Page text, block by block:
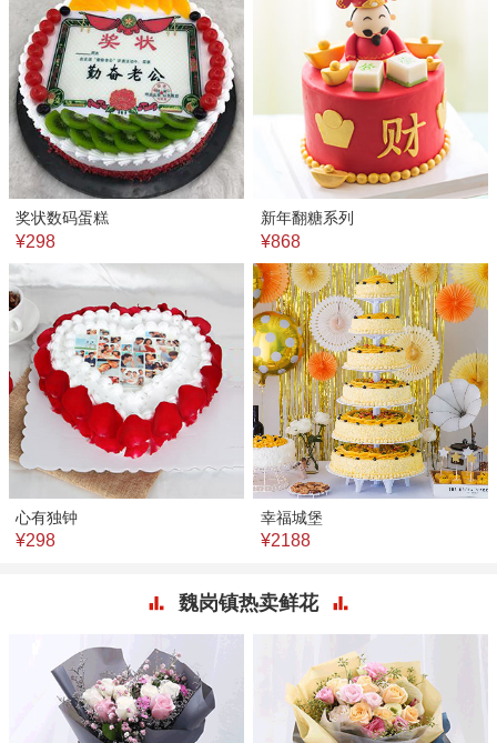
奖状数码蛋糕
¥298
新年翻糖系列
¥868
心有独钟
¥298
幸福城堡
¥2188
魏岗镇热卖鲜花